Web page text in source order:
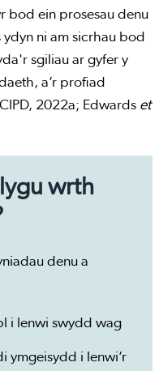
bod ein prosesau denu
ni am sicrhau bod
sgiliau ar gyfer y
a’r profiad
2022a; Edwards et
wrth
denu a
i lenwi swydd wag
ymgeisydd i lenwi’r